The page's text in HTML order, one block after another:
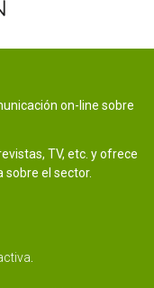
on-line sobre
TV, etc. y ofrece
el sector.